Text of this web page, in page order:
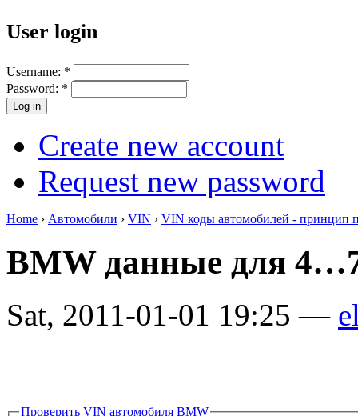
User login
Username: *
Password: *
Create new account
Request new password
Home › Автомобили › VIN › VIN коды автомобилей - принцип
BMW данные для
Sat, 2011-01-01 19:25 —
Проверить VIN автомобиля BMW